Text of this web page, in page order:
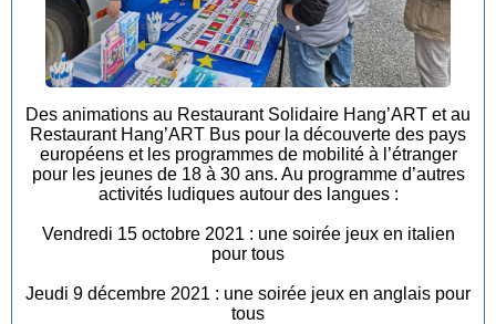
Des animations au Restaurant Solidaire Hang’ART et au
Restaurant Hang’ART Bus pour la découverte des pays
européens et les programmes de mobilité à l’étranger
pour les jeunes de 18 à 30 ans. Au programme d’autres
activités ludiques autour des langues :
Vendredi 15 octobre 2021 : une soirée jeux en italien
pour tous
Jeudi 9 décembre 2021 : une soirée jeux en anglais pour
tous